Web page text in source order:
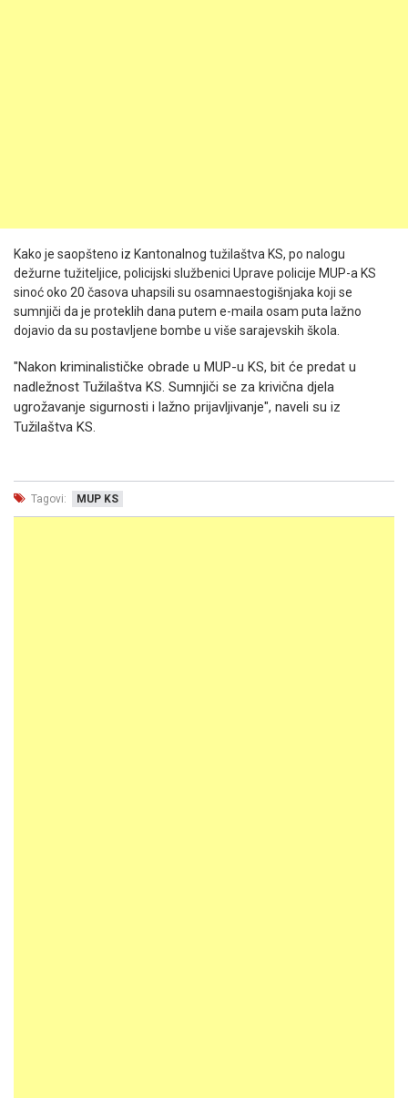
Kako je saopšteno iz Kantonalnog tužilaštva KS, po nalogu
dežurne tužiteljice, policijski službenici Uprave policije MUP-a KS
sinoć oko 20 časova uhapsili su osamnaestogišnjaka koji se
sumnjiči da je proteklih dana putem e-maila osam puta lažno
dojavio da su postavljene bombe u više sarajevskih škola.
"Nakon kriminalističke obrade u MUP-u KS, bit će predat u
nadležnost Tužilaštva KS. Sumnjiči se za krivična djela
ugrožavanje sigurnosti i lažno prijavljivanje", naveli su iz
Tužilaštva KS.
Tagovi: MUP KS